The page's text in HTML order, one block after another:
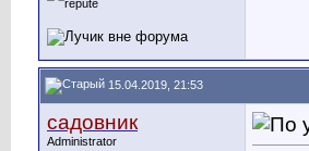
15.04.2019, 21:53
садовник
Administrator